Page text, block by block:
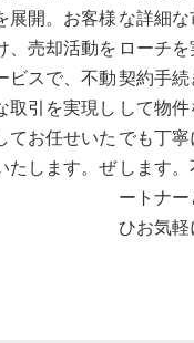
展開。お客様
、売却活動を
ビスで、不動
取引を実現し
てお任せいた
たします。ぜ
な詳細
ローチ
契約手続
して物
でも丁
します
ートナ
ひお気軽